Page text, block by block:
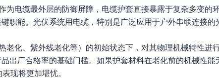
为电缆最外层的防御屏障，电缆护套直接暴露于复杂多变的
职能。光伏系统用电缆，特别是广泛应用于户外串联连接的
老化、紫外线老化等）的初始状态下，对其物理机械特性进
出厂合格率的基础门槛。如果护套材料在老化前的机械性能
现将更加堪忧。